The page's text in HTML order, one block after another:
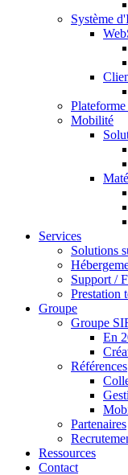
Système
Mobilité
Services
Solutions
Support /
Prestation
Groupe
Groupe
En
Références
Partenaires
Ressources
Contact